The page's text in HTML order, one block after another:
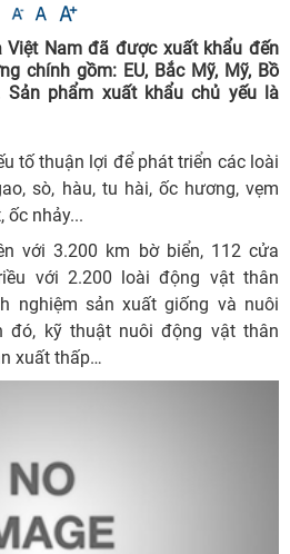
Việt Nam đã được xuất khẩu đến
chính gồm: EU, Bắc Mỹ, Mỹ, Bồ
Sản phẩm xuất khẩu chủ yếu là
tố thuận lợi để phát triển các loài
sò, hàu, tu hài, ốc hương, vẹm
ốc nhảy...
với 3.200 km bờ biển, 112 cửa
với 2.200 loài động vật thân
nghiệm sản xuất giống và nuôi
đó, kỹ thuật nuôi động vật thân
xuất thấp…